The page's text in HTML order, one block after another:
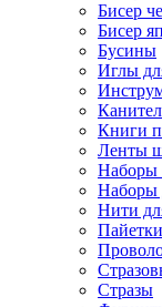
Бисер
Бисер
Бусины
Иглы
Книги
Ленты
Наборы
Наборы
Нити
Пайетки
Стразы